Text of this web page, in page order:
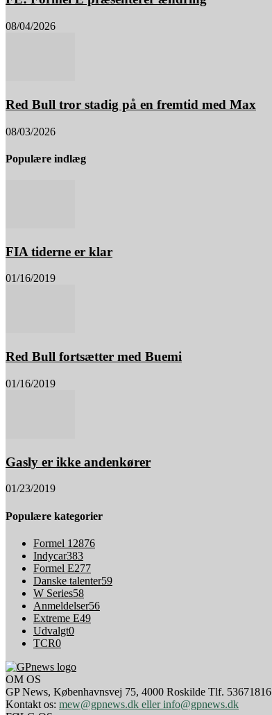
08/04/2026
Red Bull tror stadig på en fremtid med Max
08/03/2026
Populære indlæg
FIA tiderne er klar
01/16/2019
Red Bull fortsætter med Buemi
01/16/2019
Gasly er ikke andenkører
01/23/2019
Populære kategorier
Formel 1 2876
Indycar383
Formel E277
Danske talenter59
W Series58
Anmeldelser56
Extreme E49
Udvalgt0
TCR0
OM OS
GP News, Københavnsvej 75, 4000 Roskilde Tlf. 53671816
Kontakt os: mew@gpnews.dk eller info@gpnews.dk